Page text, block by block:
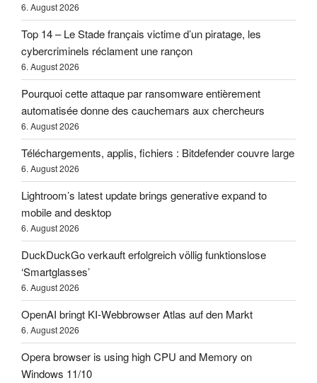
6. August 2026
Top 14 – Le Stade français victime d’un piratage, les
cybercriminels réclament une rançon
6. August 2026
Pourquoi cette attaque par ransomware entièrement
automatisée donne des cauchemars aux chercheurs
6. August 2026
Téléchargements, applis, fichiers : Bitdefender couvre large
6. August 2026
Lightroom’s latest update brings generative expand to
mobile and desktop
6. August 2026
DuckDuckGo verkauft erfolgreich völlig funktionslose
‘Smartglasses’
6. August 2026
OpenAI bringt KI-Webbrowser Atlas auf den Markt
6. August 2026
Opera browser is using high CPU and Memory on
Windows 11/10